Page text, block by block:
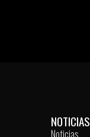
NOTICIAS
Noticias